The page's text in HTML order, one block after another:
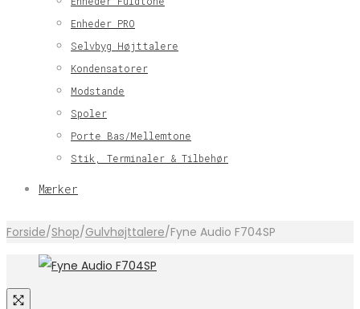
Enheder PRO
Selvbyg Højttalere
Kondensatorer
Modstande
Spoler
Porte Bas/Mellemtone
Stik, Terminaler & Tilbehør
Mærker
Forside/Shop/Gulvhøjttalere/Fyne Audio F704SP